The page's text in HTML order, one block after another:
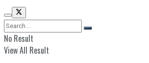
No Result
View All Result